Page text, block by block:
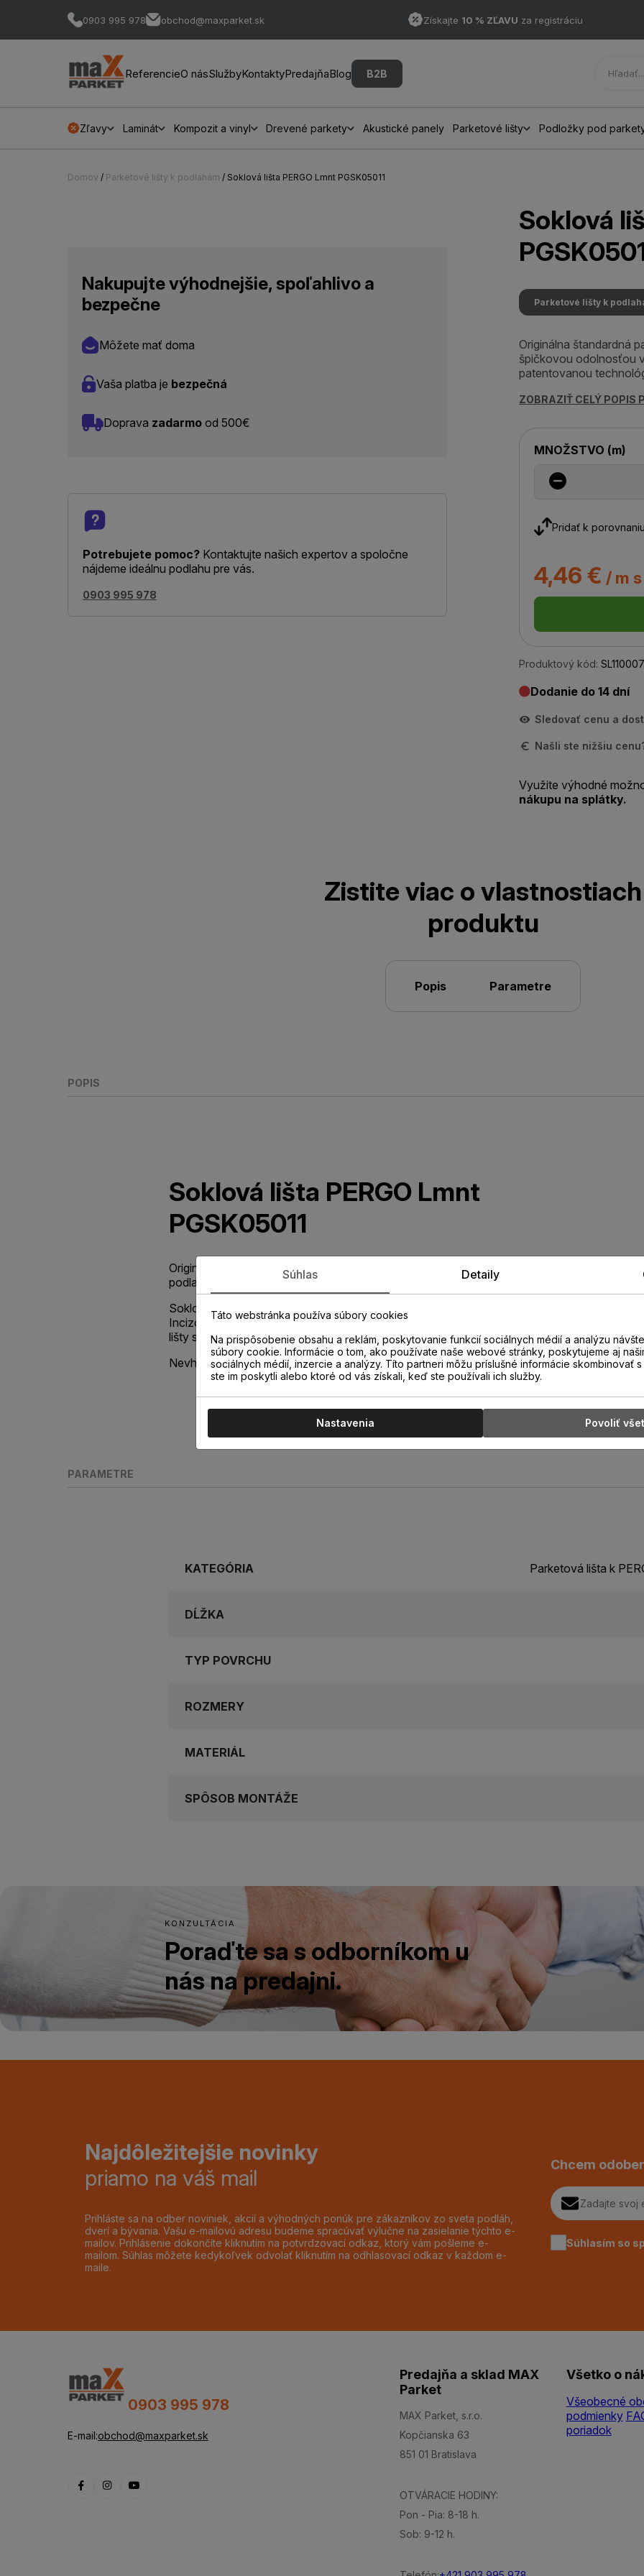
0903 995 978 obchod@maxparket.sk Získajte 10 % ZĽAVU za registráciu
ReferencieO násSlužbyKontaktyPredajňaBlog B2B
Zľavy Laminát Kompozit a vinyl Drevené parkety Akustické panely Parketové lišty Podložky pod
Domov / Parketové lišty k podlahám / Soklová lišta PERGO Lmnt PGSK05011
Nakupujte výhodnejšie, spoľahlivo a
bezpečne
Môžete mať doma
Vaša platba je bezpečná
Doprava zadarmo od 500€
Potrebujete pomoc? Kontaktujte našich expertov a spoločne
nájdeme ideálnu podlahu pre vás.
0903 995 978
Soklová
Parketové lišty k
Originálna štandardná
špičkovou odolnosťou
patentovanou
ZOBRAZIŤ CELÝ POPIS
MNOŽSTVO (m)
Pridať k porovnaniu
4,46 € / m
Produktový kód:
Dodanie do 14 dní
Sledovať cenu a
Našli ste nižšiu
Využite výhodné
nákupu na splátky.
Zistite viac o vlastnostiach
produktu
Popis Parametre
POPIS
Soklová lišta PERGO Lmnt
PGSK05011
Originálna štandardná parketová lišta v dekore laminátovej
podlahy so špičkovou odolnosťou voči opotrebovaniu.
Soklová lišta je vybavená patentovanou technológiou
Incizo®, vďaka ktorej jednoduchým odrezaním spodnej časti
lišty s výškou 58 mm sa vytvorí lišta s výškou 40 mm.
Nevhodná do vlhkých priestorov.
PARAMETRE
KATEGÓRIA Parketová lišta k
DĹŽKA
TYP POVRCHU
ROZMERY
MATERIÁL
SPÔSOB MONTÁŽE
KONZULTÁCIA
Poraďte sa s odborníkom u
nás na predajni.
Najdôležitejšie novinky
priamo na váš mail
Prihláste sa na odber noviniek, akcií a výhodných ponúk pre zákazníkov zo sveta podláh,
dverí a bývania. Vašu e-mailovú adresu budeme spracúvať výlučne na zasielanie týchto e-
mailov. Prihlásenie dokončíte kliknutím na potvrdzovací odkaz, ktorý vám pošleme e-
mailom. Súhlas môžete kedykoľvek odvolať kliknutím na odhlasovací odkaz v každom e-
maile.
Chcem
Súhlasím so
0903 995 978
E-mail:obchod@maxparket.sk
Predajňa a sklad MAX
Parket
MAX Parket, s.r.o.
Kopčianska 63
851 01 Bratislava
OTVÁRACIE HODINY:
Pon - Pia: 8-18 h.
Sob: 9-12 h.
Všetko o
Všeobecné
podmienky
poriadok
Súhlas Detaily
Táto webstránka používa súbory cookies
Na prispôsobenie obsahu a reklám, poskytovanie funkcií sociálnych médií a analýzu
súbory cookie. Informácie o tom, ako používate naše webové stránky, poskytujeme aj
sociálnych médií, inzercie a analýzy. Títo partneri môžu príslušné informácie skombinovať
ste im poskytli alebo ktoré od vás získali, keď ste používali ich služby.
Nastavenia Povoliť